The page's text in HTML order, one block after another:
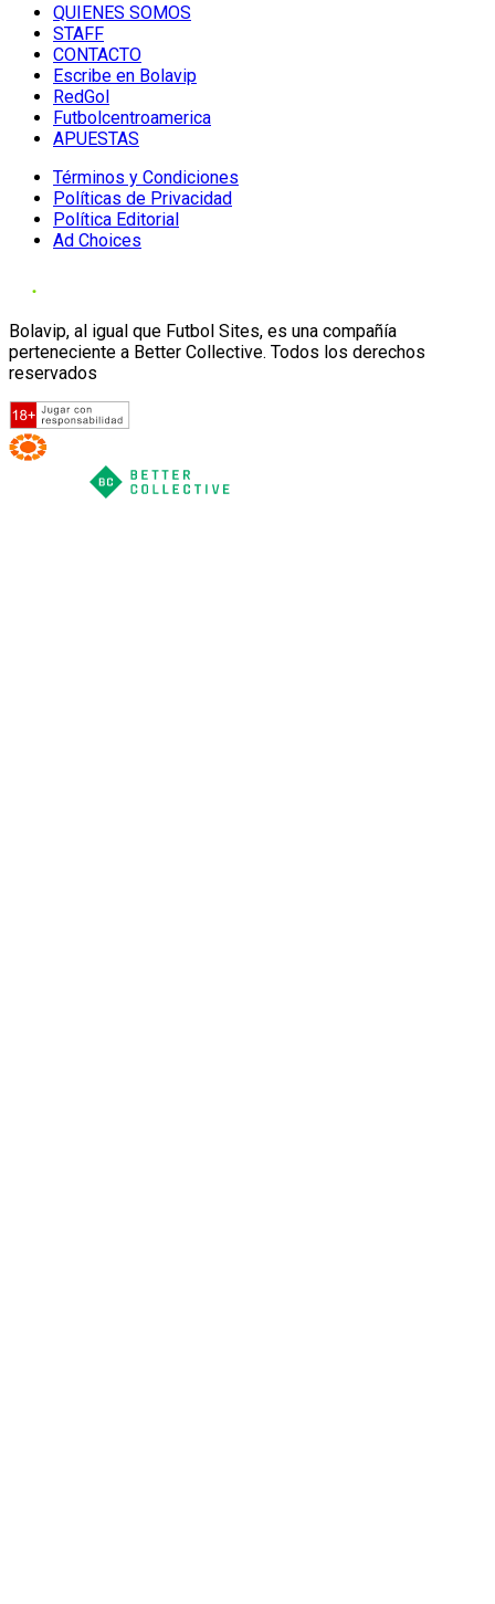
QUIENES SOMOS
STAFF
CONTACTO
Escribe en Bolavip
RedGol
Futbolcentroamerica
APUESTAS
Términos y Condiciones
Políticas de Privacidad
Política Editorial
Ad Choices
Bolavip, al igual que Futbol Sites, es una compañía
perteneciente a Better Collective. Todos los derechos
reservados